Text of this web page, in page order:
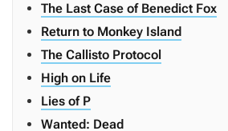
The Last Case of Benedict Fox
Return to Monkey Island
The Callisto Protocol
High on Life
Lies of P
Wanted: Dead